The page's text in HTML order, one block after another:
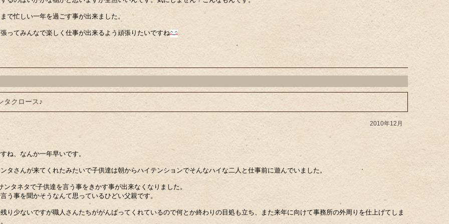
で忙しい一年を過ごす事が出来ました。
ってみんなで楽しく仕事が出来るよう頑張りたいですね
タクロース♪
2010年12月
ね、なんか一年早いです。
タさんが来てくれたみたいで子供達は朝からハイテンションでそんなハイな二人と仕事前に遊んでいました。
ンタネタで子供達を言う事をきかす事が出来なくなりました。
う事を聞かそうなんて思っているひどい父親です。
り少ないですが職人さんたちががんばってくれているので何とか終わりの目処も立ち、また来年に向けて事務所の外周りを仕上げてしま